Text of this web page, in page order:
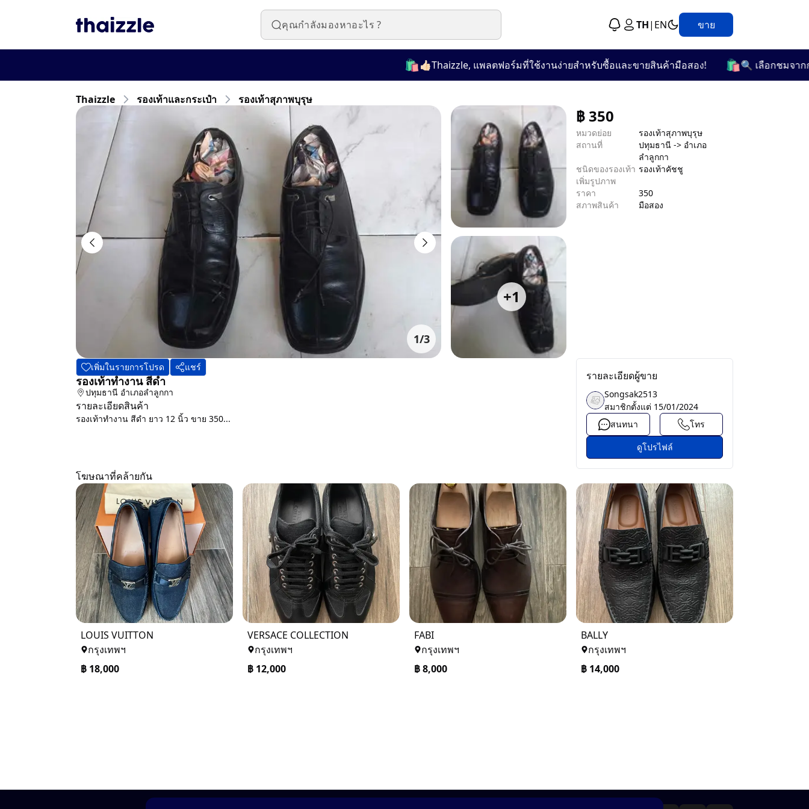
TH| EN ขาย
👍🏻Thaizzle, แพลตฟอร์มที่ใช้งานง่ายสำหรับซื้อและขายสินค้ามือสอง! 🛍️ 🔍 เลือกชมจากกว่า
Thaizzle รองเท้าและกระเป๋า รองเท้าสุภาพบุรุษ
1/3
+1
฿350
หมวดย่อย
รองเท้าสุภาพบุรุษ
สถานที่
ปทุมธานี -> อำเภอ
ลำลูกกา
ชนิดของรองเท้า รองเท้าคัชชู
เพิ่มรูปภาพ
ราคา
350
สภาพสินค้า
มือสอง
เพิ่มในรายการโปรด แชร์
รองเท้าทำงาน สีดำ
ปทุมธานี อำเภอลำลูกกา
รายละเอียดสินค้า
รองเท้าทำงาน สีดำ ยาว 12 นิ้ว ขาย 350...
รายละเอียดผู้ขาย
Songsak2513
สมาชิกตั้งแต่ 15/01/2024
สนทนา
โทร
ดูโปรไฟล์
โฆษณาที่คล้ายกัน
LOUIS VUITTON
กรุงเทพฯ
฿ 18,000
VERSACE COLLECTION
กรุงเทพฯ
฿ 12,000
FABI
กรุงเทพฯ
฿8,000
BALLY
กรุงเทพฯ
฿ 14,000